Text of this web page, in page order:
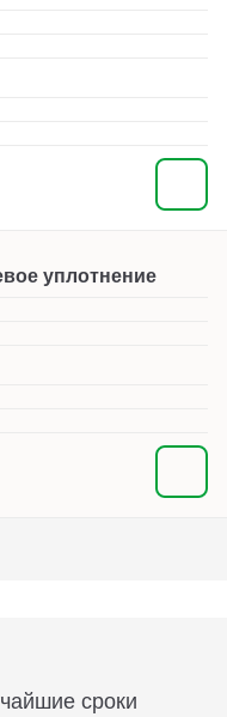
уплотнение
сроки